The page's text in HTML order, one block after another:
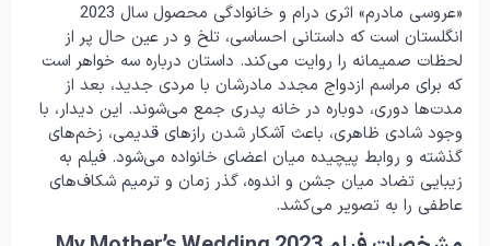
«عروسی مادرم» اثری درام و خانوادگی محصول سال 2023
انگلستان است که داستانی احساسی، تلخ و در عین حال پر از
لحظات صمیمانه را روایت می‌کند. داستان درباره سه خواهر است
که برای مراسم ازدواج مجدد مادرشان با مردی جدید، بعد از
مدت‌ها دوری، دوباره در خانه پدری جمع می‌شوند. این دیدار، با
وجود شادی ظاهری، باعث آشکار شدن رازهای قدیمی، زخم‌های
گذشته و روابط پیچیده میان اعضای خانواده می‌شود. فیلم به
زیبایی تضاد میان جشن و اندوه، گذر زمان و ترمیم شکاف‌های
عاطفی را به تصویر می‌کشد.